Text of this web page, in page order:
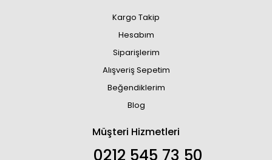
Kargo Takip
Hesabım
Siparişlerim
Alışveriş Sepetim
Beğendiklerim
Blog
Müşteri Hizmetleri
0212 545 73 50